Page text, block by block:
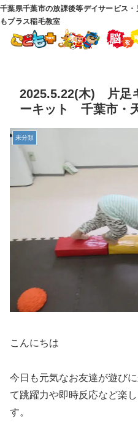
千葉県千葉市の放課後等デイサービス
もプラス稲毛教室
2025.5.22(木) 片足
ーキット 千葉市・
未分類
こんにちは
今日も元気なお友達が遊び
て跳躍力や即時反応など楽
す。